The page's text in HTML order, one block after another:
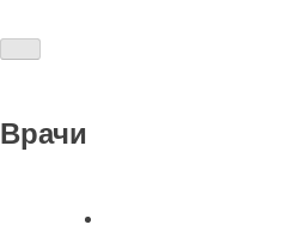
Врачи